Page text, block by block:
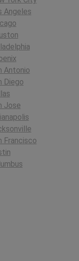
Angeles
Antonio
Diego
Jose
Francisco